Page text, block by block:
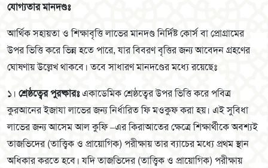
যোগ্যতার মানদণ্ডঃ
আর্থিক সহায়তা ও শিক্ষাবৃত্তি লাভের মানদণ্ড নির্দিষ্ট কোর্স বা প্রোগ্রামের
উপর ভিত্তি করে ভিন্ন হতে পারে, যার বিবরণ বৃত্তির জন্য আবেদন গ্রহণের
ঘোষণায় উল্লেখ থাকবে। তবে সাধারণ মানদণ্ডের মধ্যে রয়েছেঃ
১। শ্রেষ্ঠত্বের পুরষ্কারঃএকাডেমিক শ্রেষ্ঠত্বের উপর ভিত্তি করে পবিত্র
কুরআনের ইজাযা লাভের জন্য নির্ধারিত ফি মওকুফ করা হয়। এই সুবিধা
লাভের জন্য আসেম আল কুফি–এর কিরাআতের ক্ষেত্রে শিক্ষার্থীকে অবশ্যই
তাজভিদের (তাত্ত্বিক ও প্রায়োগিক) পরীক্ষায় তার ব্যাচের মধ্যে প্রথম স্থান
অধিকার করতে হবে। যদি তাজভিদের (তাত্ত্বিক ও প্রায়োগিক) পরীক্ষায়